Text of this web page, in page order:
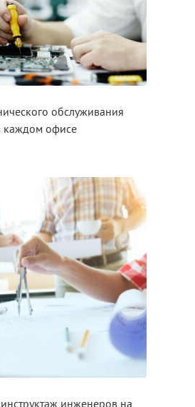
обслуживания
каждом офисе
инженеров на